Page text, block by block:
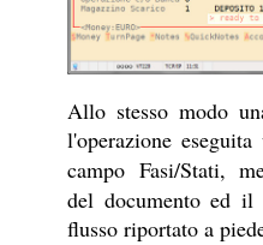
Allo stesso modo
l'operazione
campo Fasi/Stati,
del documento ed il
flusso riportato a